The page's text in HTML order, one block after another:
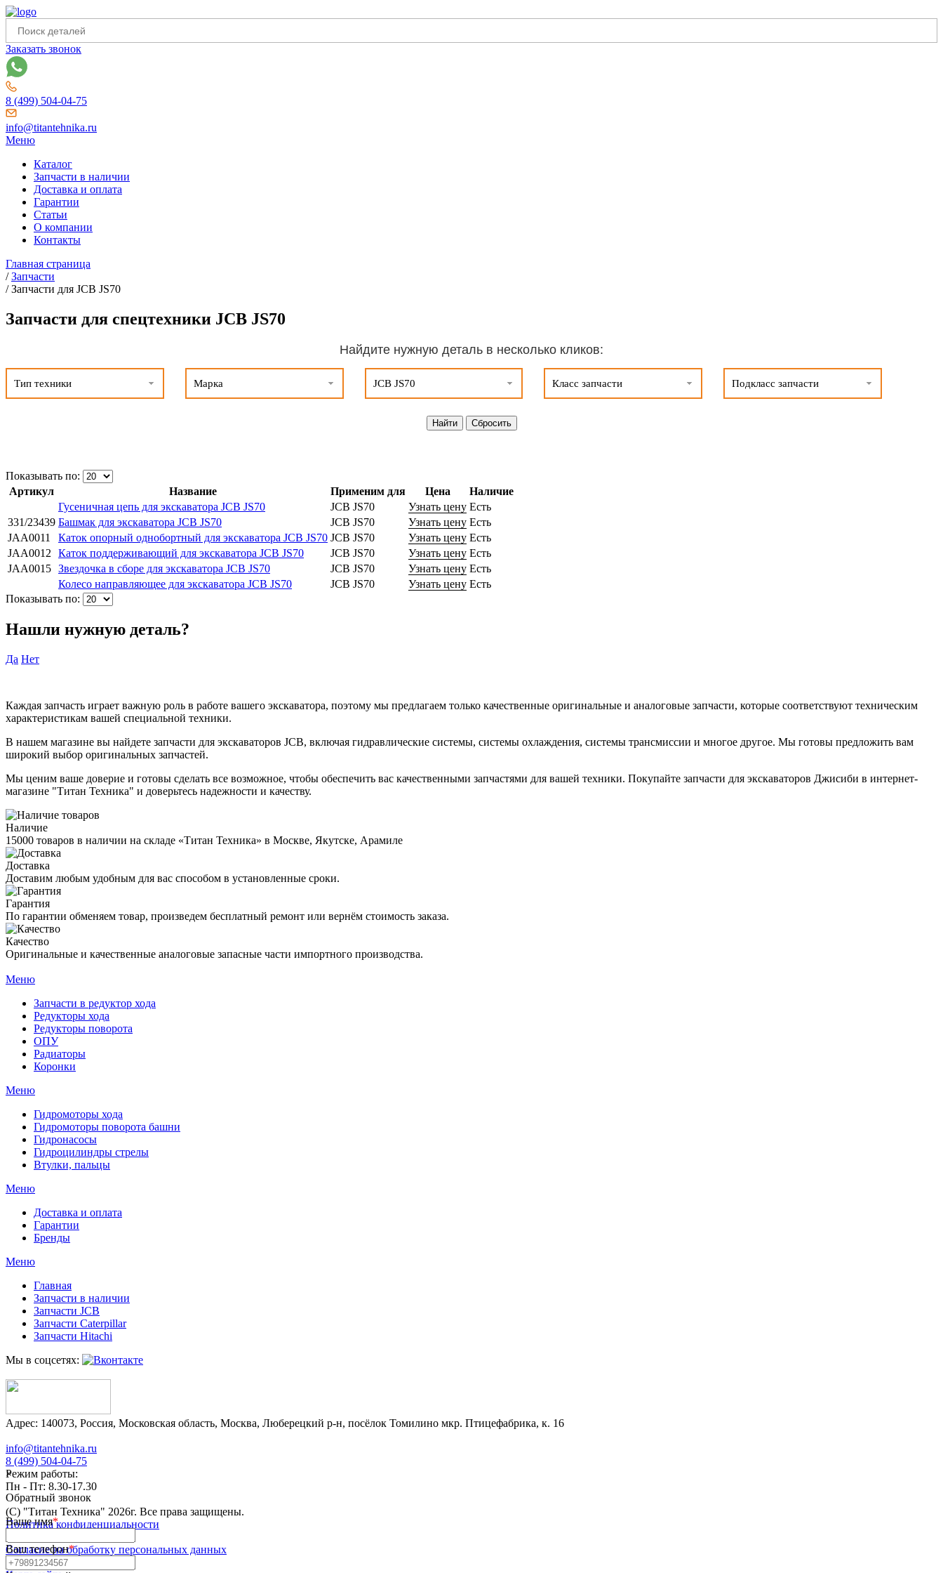
Заказать звонок
8 (499) 504-04-75
info@titantehnika.ru
Меню
Каталог
Запчасти в наличии
Доставка и оплата
Гарантии
Статьи
О компании
Контакты
Главная страница
/Запчасти
/Запчасти для JCB JS70
Запчасти для спецтехники JCB JS70
Найдите нужную деталь в несколько кликов:
Тип техники Марка JCB JS70 Класс запчасти Подкласс запчасти
Показывать по:
Артикул
Название Применим для Цена
Наличие
Гусеничная цепь для экскаватора JCB JS70
JCB JS70 Узнать цену Есть
331/23439 Башмак для экскаватора JCB JS70 JCB JS70 Узнать цену Есть
JAA0011
Каток опорный однобортный для экскаватора JCB JS70 JCB JS70 Узнать цену Есть
JAA0012
Каток поддерживающий для экскаватора JCB JS70 JCB JS70 Узнать цену Есть
JAA0015 Звездочка в сборе для экскаватора JCB JS70 JCB JS70 Узнать цену Есть
Колесо направляющее для экскаватора JCB JS70
JCB JS70 Узнать цену Есть
Показывать по:
Нашли нужную деталь?
Да Нет
Каждая запчасть играет важную роль в работе вашего экскаватора, поэтому мы предлагаем только качественные оригинальные и аналоговые запчасти, которые соответствуют техническим
характеристикам вашей специальной техники.
В нашем магазине вы найдете запчасти для экскаваторов JCB, включая гидравлические системы, системы охлаждения, системы трансмиссии и многое другое. Мы готовы предложить вам
широкий выбор оригинальных запчастей.
Мы ценим ваше доверие и готовы сделать все возможное, чтобы обеспечить вас качественными запчастями для вашей техники. Покупайте запчасти для экскаваторов Джисиби в интернет-
магазине "Титан Техника" и доверьтесь надежности и качеству.
Наличие
15000 товаров в наличии на складе «Титан Техника» в Москве, Якутске, Арамиле
Доставка
Доставим любым удобным для вас способом в установленные сроки.
Гарантия
По гарантии обменяем товар, произведем бесплатный ремонт или вернём стоимость заказа.
Качество
Оригинальные и качественные аналоговые запасные части импортного производства.
Меню
Запчасти в редуктор хода
Редукторы хода
Редукторы поворота
ОПУ
Радиаторы
Коронки
Меню
Гидромоторы хода
Гидромоторы поворота башни
Гидронасосы
Гидроцилиндры стрелы
Втулки, пальцы
Меню
Доставка и оплата
Гарантии
Бренды
Меню
Главная
Запчасти в наличии
Запчасти JCB
Запчасти Caterpillar
Запчасти Hitachi
Мы в соцсетях:
Адрес: 140073, Россия, Московская область, Москва, Люберецкий р-н, посёлок Томилино мкр. Птицефабрика, к. 16
info@titantehnika.ru
8 (499) 504-04-75
Режим работы:
Пн - Пт: 8.30-17.30
(C) "Титан Техника" 2026г. Все права защищены.
Политика конфиденциальности
Согласие на обработку персональных данных
×
Обратный звонок
Ваше имя*
Ваш телефон*